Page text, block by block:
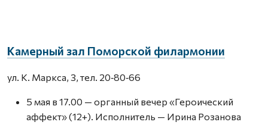
Камерный зал Поморской филармонии
ул. К. Маркса, 3, тел. 20‑80‑66
5 мая в 17.00 — органный вечер «Героический
аффект» (12+). Исполнитель — Ирина Розанова